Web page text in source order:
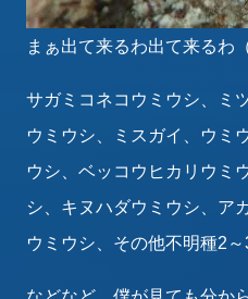
まぁ出て来るわ出て来るわ
サガミコネコウミウシ、ミ
ウミウシ、ミスガイ、ウミ
ウシ、ベッコウヒカリウミ
シ、キヌハダウミウシ、ア
ウミウシ、その他不明種2～